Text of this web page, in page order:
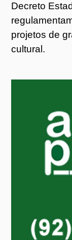
Decreto
projetos de
cultural.